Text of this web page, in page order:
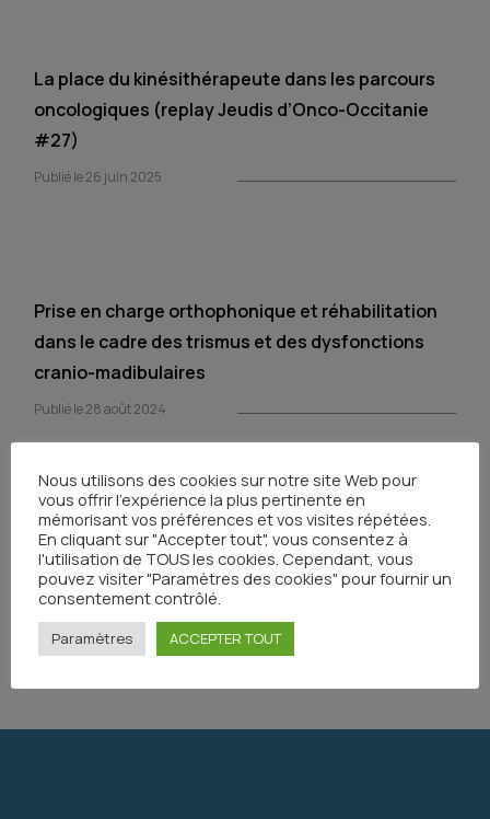
La place du kinésithérapeute dans les parcours
oncologiques (replay Jeudis d’Onco-Occitanie
#27)
Publié le 26 juin 2025
Prise en charge orthophonique et réhabilitation
dans le cadre des trismus et des dysfonctions
cranio-madibulaires
Publié le 28 août 2024
Partager
Nous utilisons des cookies sur notre site Web pour
vous offrir l'expérience la plus pertinente en
mémorisant vos préférences et vos visites répétées.
En cliquant sur "Accepter tout", vous consentez à
l'utilisation de TOUS les cookies. Cependant, vous
pouvez visiter "Paramètres des cookies" pour fournir un
consentement contrôlé.
Paramètres ACCEPTER TOUT